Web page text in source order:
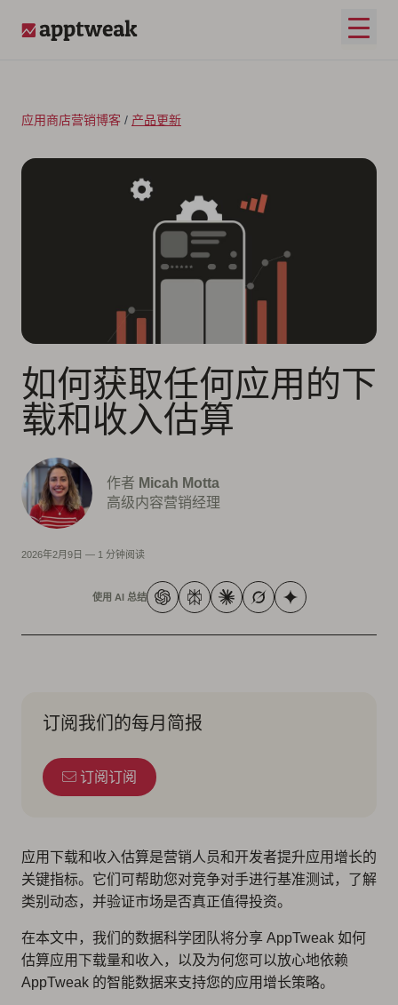
打开
应用商店营销博客 / 产品更新
如何获取任何应用的下
载和收入估算
作者 Micah Motta
高级内容营销经理
2026年2月9日 — 1 分钟阅读
使用 AI 总结
订阅我们的每月简报
订阅订阅
应用下载和收入估算是营销人员和开发者提升应用增长的
关键指标。它们可帮助您对竞争对手进行基准测试，了解
类别动态，并验证市场是否真正值得投资。
在本文中，我们的数据科学团队将分享 AppTweak 如何
估算应用下载量和收入，以及为何您可以放心地依赖
AppTweak 的智能数据来支持您的应用增长策略。